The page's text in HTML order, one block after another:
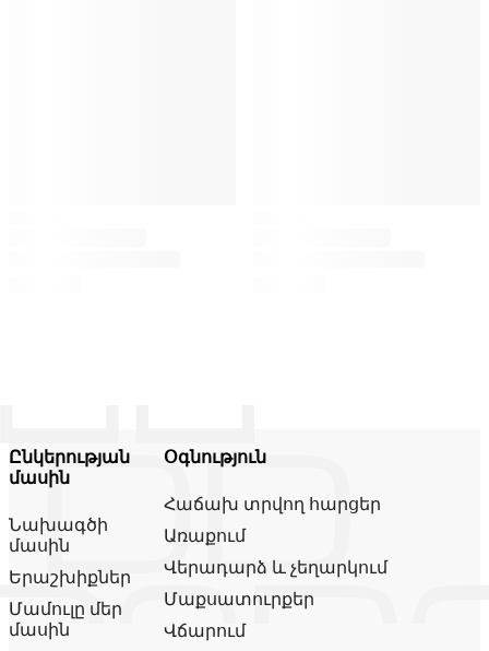
Ընկերության
մասին
Նախագծի
մասին
Երաշխիքներ
Մամուլը մեր
մասին
Օգնություն
Հաճախ տրվող հարցեր
Առաքում
Վերադարձ և չեղարկում
Մաքսատուրքեր
Վճարում